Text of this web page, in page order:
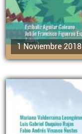
1 Noviembre 2018